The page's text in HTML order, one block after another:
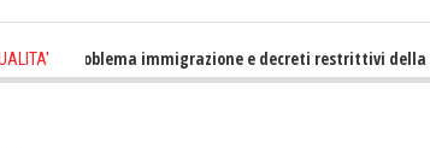
problema immigrazione e decreti restrittivi della